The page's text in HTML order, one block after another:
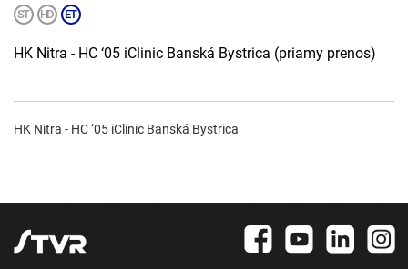
HK Nitra - HC ‘05 iClinic Banská Bystrica (priamy prenos)
HK Nitra - HC ‘05 iClinic Banská Bystrica